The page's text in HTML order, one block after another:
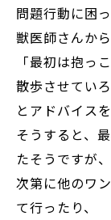
問題行動に困
獣医師さんか
「最初は抱っ
散歩させてい
とアドバイス
そうすると、
たそうですが、
次第に他のワ
て行ったり、